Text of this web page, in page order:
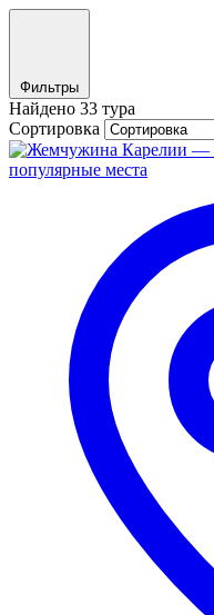
Фильтры
Найдено 33 тура
Сортировка